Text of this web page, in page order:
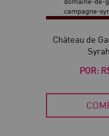
Château de
POR: